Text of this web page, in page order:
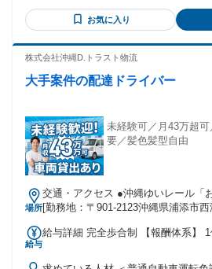
お気に入り
株式会社沖縄D.トラスト物流
大手案件の配達ドライバー
未経験可／月43万超
要／髪色髪型自由
場所
交通・アクセス ●沖縄ゆいレール「
15分
[勤務地：〒901-2123沖縄県浦添市西
給与
給与詳細 完全歩合制 【報酬体系】 1個配達完了につき160～